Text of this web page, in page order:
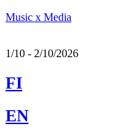
Music x Media
1/10 - 2/10/2026
FI
EN